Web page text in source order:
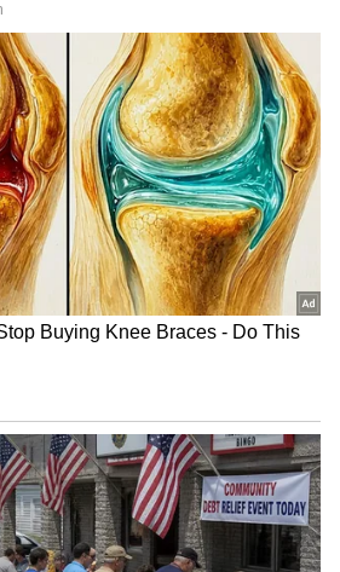
ಮಾತ್ರ ಕಾರ್ಯ
ಬರೊಬ್ಬರಿ 413 ಹುದ್ದೆಗಳು ಖಾಲಿ
ಜಾನುವಾರುಗಳಿವೆ. 167 ಪಶು
ಕಾರ್ಯ ನಿರ್ವಹಿಸುತ್ತಿವೆ.
ವೈದ್ಯಾಧಿಕಾರಿ ಹುದ್ದೆಗಳಲ್ಲಿ 86 ಹುದ್ದೆ
ಉಳಿದಿವೆ. ತಾಂತ್ರಿಕ ಸಿಬ್ಬಂದಿ
123 ಭರ್ತಿಯಾಗಿದ್ದು, 142 ಹುದ್ದೆಗಳು
ವರ್ಗ 27ರ ಪೈಕಿ 17 ಹುದ್ದೆಗಳು
ಉಳಿದಿವೆ. 269 ಡಿ.ದರ್ಜೆ ನೌಕರರ
226 ಹುದ್ದೆಗಳು ಖಾಲಿ